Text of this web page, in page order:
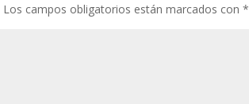
Los campos obligatorios están marcados con*